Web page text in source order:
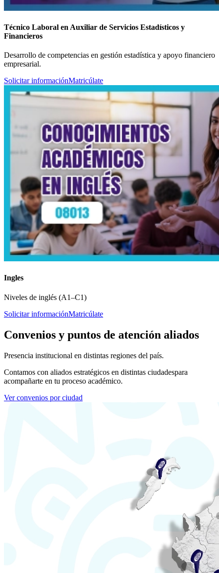
Técnico Laboral en Auxiliar de Servicios Estadísticos y
Financieros
Desarrollo de competencias en gestión estadística y apoyo financiero
empresarial.
Solicitar informaciónMatricúlate
Ingles
Niveles de inglés (A1–C1)
Solicitar informaciónMatricúlate
Convenios y puntos de atención aliados
Presencia institucional en distintas regiones del país.
Contamos con aliados estratégicos en distintas ciudadespara
acompañarte en tu proceso académico.
Ver convenios por ciudad